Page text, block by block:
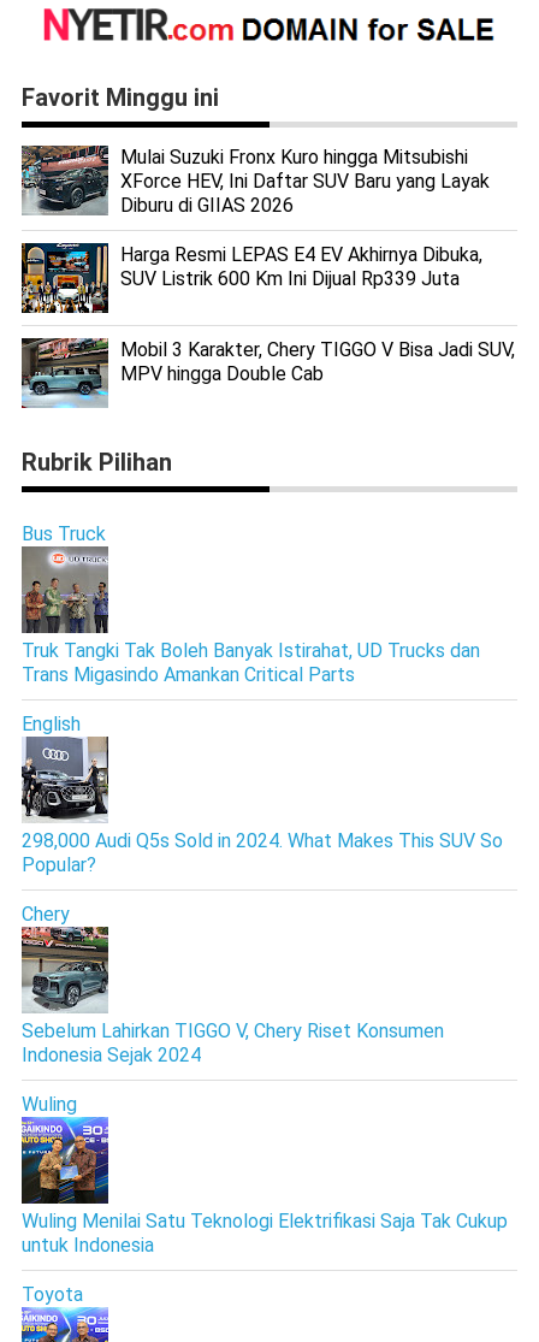
Favorit Minggu ini
Mulai Suzuki Fronx Kuro hingga Mitsubishi
XForce HEV, Ini Daftar SUV Baru yang Layak
Diburu di GIIAS 2026
Harga Resmi LEPAS E4 EV Akhirnya Dibuka,
SUV Listrik 600 Km Ini Dijual Rp339 Juta
Mobil 3 Karakter, Chery TIGGO V Bisa Jadi SUV,
MPV hingga Double Cab
Rubrik Pilihan
Bus Truck
Truk Tangki Tak Boleh Banyak Istirahat, UD Trucks dan
Trans Migasindo Amankan Critical Parts
English
298,000 Audi Q5s Sold in 2024. What Makes This SUV So
Popular?
Chery
Sebelum Lahirkan TIGGO V, Chery Riset Konsumen
Indonesia Sejak 2024
Wuling
Wuling Menilai Satu Teknologi Elektrifikasi Saja Tak Cukup
untuk Indonesia
Toyota